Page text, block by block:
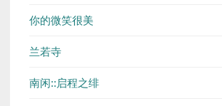
你的微笑很美
兰若寺
南闲::启程之绯